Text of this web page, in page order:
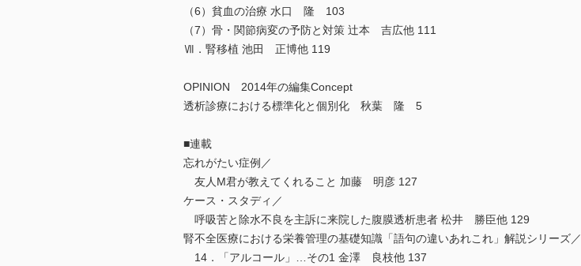
（6）貧血の治療 水口 隆 103
（7）骨・関節病変の予防と対策 辻本 吉広他 111
Ⅶ．腎移植 池田 正博他 119
OPINION 2014年の編集Concept
透析診療における標準化と個別化 秋葉 隆 5
■連載
忘れがたい症例／
友人M君が教えてくれること 加藤 明彦 127
ケース・スタディ／
呼吸苦と除水不良を主訴に来院した腹膜透析患者 松井 勝臣他 129
腎不全医療における栄養管理の基礎知識「語句の違いあれこれ」解説シリーズ／
14．「アルコール」…その1 金澤 良枝他 137